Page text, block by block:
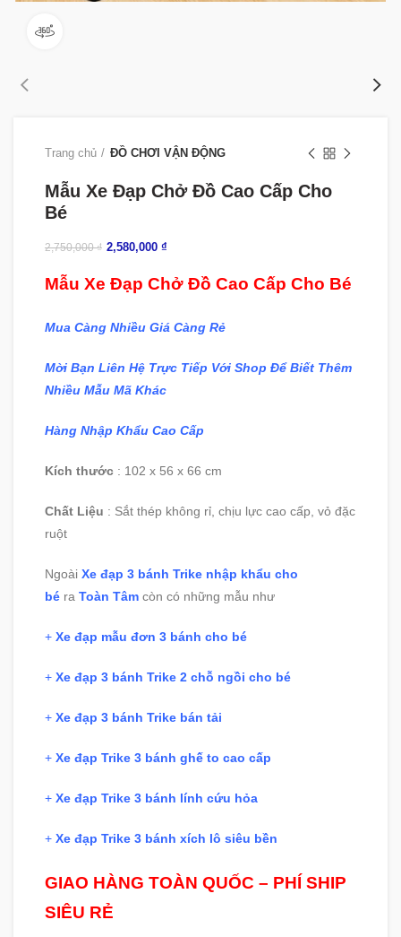
Trang chủ ĐỒ CHƠI VẬN ĐỘNG
Mẫu Xe Đạp Chở Đồ Cao Cấp Cho
Bé
2,750,000₫ 2,580,000 ₫
Mẫu Xe Đạp Chở Đồ Cao Cấp Cho Bé
Mua Càng Nhiều Giá Càng Rẻ
Mời Bạn Liên Hệ Trực Tiếp Với Shop Để Biết Thêm
Nhiều Mẫu Mã Khác
Hàng Nhập Khẩu Cao Cấp
Kích thước : 102 x 56 x 66 cm
Chất Liệu : Sắt thép không rỉ, chịu lực cao cấp, vỏ đặc
ruột
Ngoài Xe đạp 3 bánh Trike nhập khẩu cho
bé ra Toàn Tâm còn có những mẫu như
+ Xe đạp mẫu đơn 3 bánh cho bé
+ Xe đạp 3 bánh Trike 2 chỗ ngồi cho bé
+ Xe đạp 3 bánh Trike bán tải
+ Xe đạp Trike 3 bánh ghế to cao cấp
+ Xe đạp Trike 3 bánh lính cứu hỏa
+ Xe đạp Trike 3 bánh xích lô siêu bền
GIAO HÀNG TOÀN QUỐC – PHÍ SHIP
SIÊU RẺ